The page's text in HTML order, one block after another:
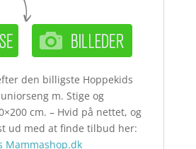
den billigste Hoppekids
m. Stige og
cm. – Hvid på nettet, og
ud med at finde tilbud her:
Mammashop.dk